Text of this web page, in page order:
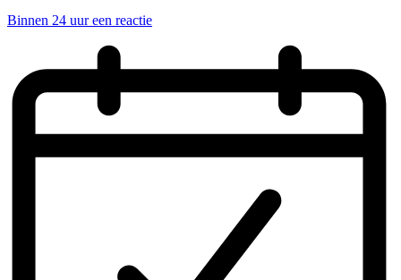
Binnen 24 uur een reactie